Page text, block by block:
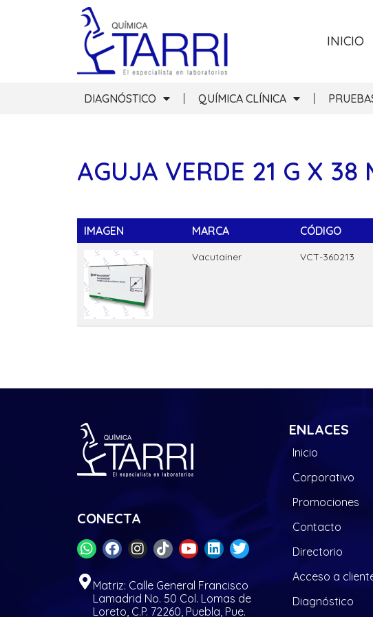
INICIO
DIAGNÓSTICO QUÍMICA CLÍNICA
AGUJA VERDE 21 G X 38
IMAGEN MARCA CÓDIGO
Vacutainer VCT-360213
CONECTA
Matriz: Calle General Francisco
Lamadrid No. 50 Col. Lomas de
Loreto, C.P. 72260, Puebla, Pue.
ENLACES
Inicio
Corporativo
Promociones
Contacto
Directorio
Acceso a
Diagnóstico